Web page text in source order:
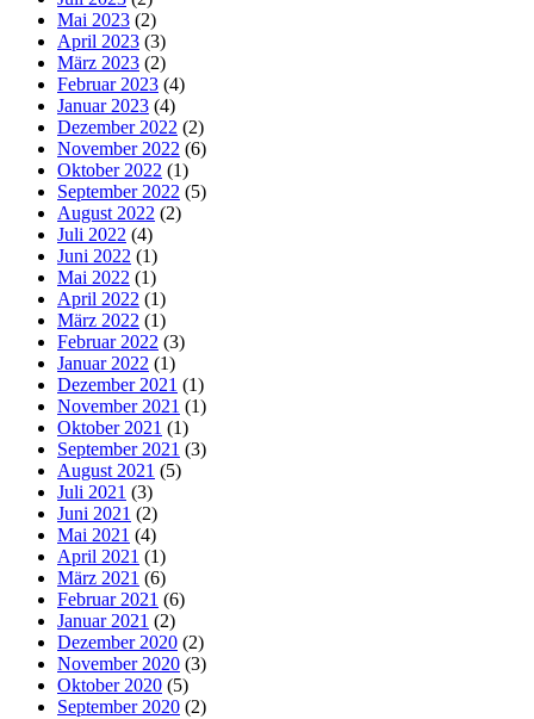
Mai 2023 (2)
April 2023 (3)
März 2023 (2)
Februar 2023 (4)
Januar 2023 (4)
Dezember 2022 (2)
November 2022 (6)
Oktober 2022 (1)
September 2022 (5)
August 2022 (2)
Juli 2022 (4)
Juni 2022 (1)
Mai 2022 (1)
April 2022 (1)
März 2022 (1)
Februar 2022 (3)
Januar 2022 (1)
Dezember 2021 (1)
November 2021 (1)
Oktober 2021 (1)
September 2021 (3)
August 2021 (5)
Juli 2021 (3)
Juni 2021 (2)
Mai 2021 (4)
April 2021 (1)
März 2021 (6)
Februar 2021 (6)
Januar 2021 (2)
Dezember 2020 (2)
November 2020 (3)
Oktober 2020 (5)
September 2020 (2)